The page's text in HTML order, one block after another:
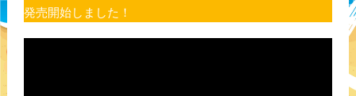
発売開始しました！